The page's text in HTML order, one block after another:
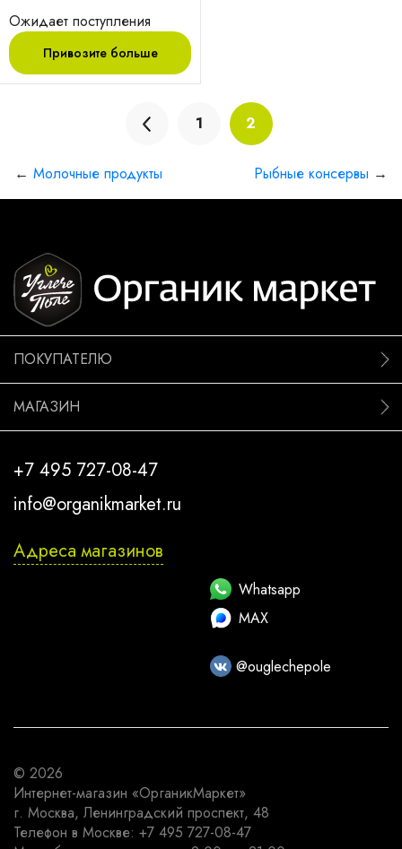
Ожидает поступления
Привозите больше
1 2
← Молочные продукты Рыбные консервы →
ПОКУПАТЕЛЮ
МАГАЗИН
+7 495 727-08-47
info@organikmarket.ru
Адреса магазинов
Whatsapp
MAX
@ouglechepole
© 2026
Интернет-магазин «ОрганикМаркет»
г. Москва, Ленинградский проспект, 48
Телефон в Москве: +7 495 727-08-47